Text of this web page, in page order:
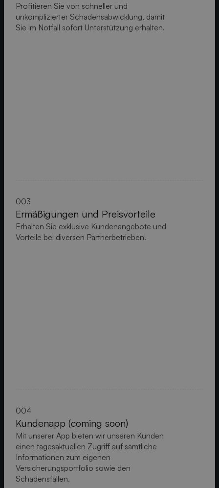
Profitieren Sie von schneller und
unkomplizierter Schadensabwicklung, damit
Sie im Notfall sofort Unterstützung erhalten.
003
Ermäßigungen und Preisvorteile
Erhalten Sie exklusive Kundenangebote und
Vorteile bei diversen Partnerbetrieben.
004
Kundenapp (coming soon)
Mit unserer App bieten wir unseren Kunden
einen tagesaktuellen Zugriff auf sämtliche
Informationen zum eigenen
Versicherungsportfolio sowie den
Schadensfällen.